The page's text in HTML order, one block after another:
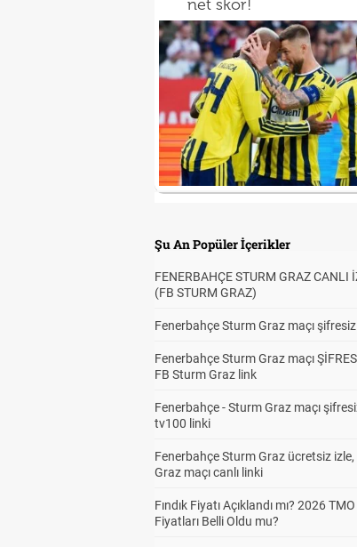
net skor!
Şu An Popüler İçerikler
FENERBAHÇE STURM GRAZ CANLI
(FB STURM GRAZ)
Fenerbahçe Sturm Graz maçı şifresiz
Fenerbahçe Sturm Graz maçı
FB Sturm Graz link
Fenerbahçe - Sturm Graz maçı
tv100 linki
Fenerbahçe Sturm Graz ücretsiz
Graz maçı canlı linki
Fındık Fiyatı Açıklandı mı? 2026 TMO
Fiyatları Belli Oldu mu?